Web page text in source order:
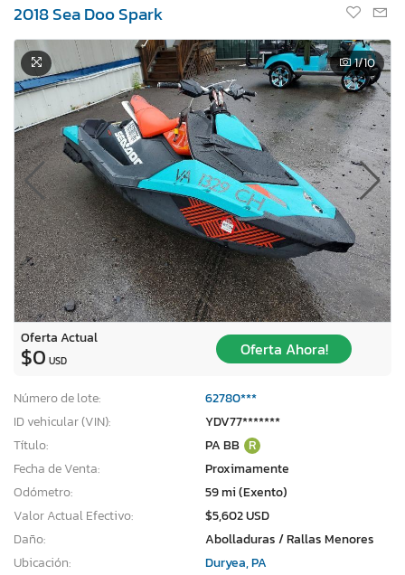
2018 Sea Doo Spark
1/10
Oferta Actual
$0 USD
Oferta Ahora!
Número de lote:
62780***
ID vehicular (VIN):
YDV77*******
Título:
PA BB R
Fecha de Venta:
Proximamente
Odómetro:
59 mi (Exento)
Valor Actual Efectivo:
$5,602 USD
Daño:
Abolladuras / Rallas Menores
Ubicación:
Duryea, PA